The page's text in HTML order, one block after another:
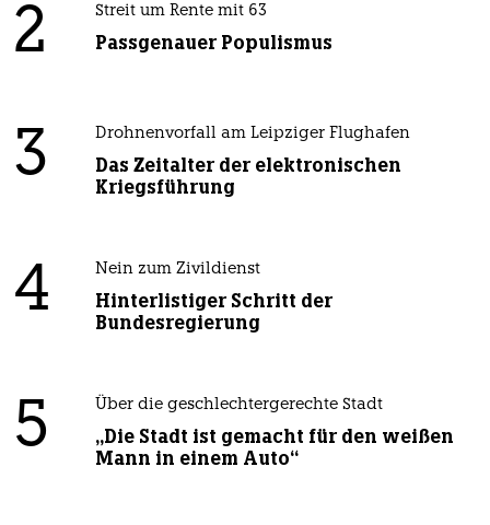
2 Streit um Rente mit 63
Passgenauer Populismus
3 Drohnenvorfall am Leipziger Flughafen
Das Zeitalter der elektronischen
Kriegsführung
4 Nein zum Zivildienst
Hinterlistiger Schritt der
Bundesregierung
5 Über die geschlechtergerechte Stadt
„Die Stadt ist gemacht für den weißen
Mann in einem Auto“